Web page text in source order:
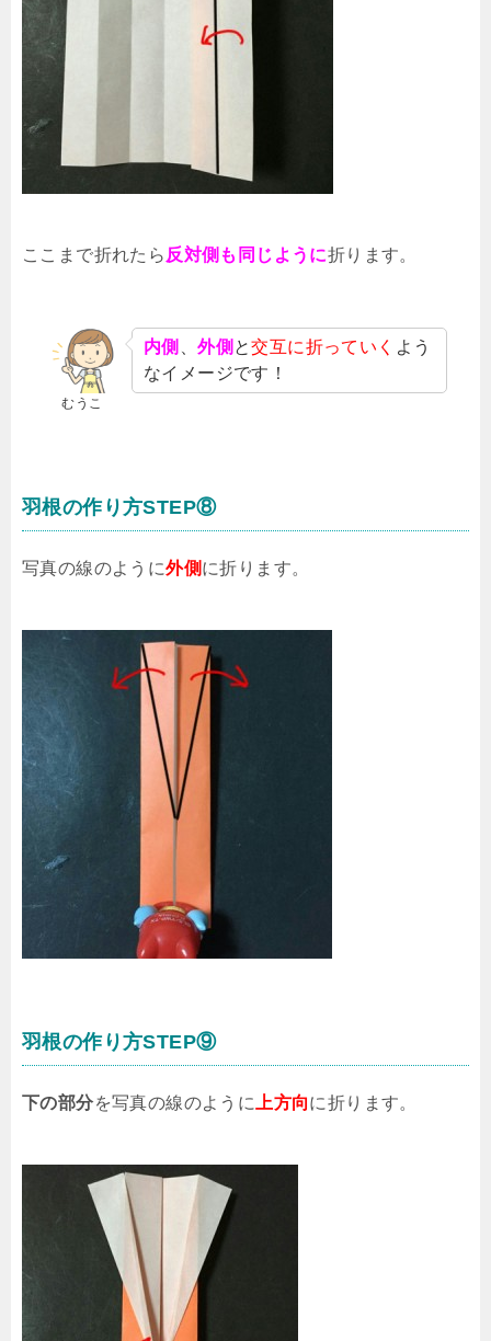
ここまで折れたら 反対側も同じように折ります。
むうこ
内側 、外側 と交互に折っていく よう
なイメージです！
羽根の作り方STEP⑧
写真の線のように外側 に折ります。
羽根の作り方STEP⑨
下の部分を写真の線のように 上方向に折ります。